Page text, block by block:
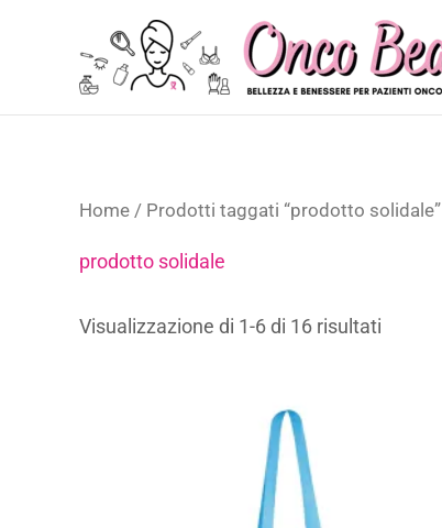
contenuto
Home / Prodotti taggati “prodotto solidale”
prodotto solidale
Visualizzazione di 1-6 di 16 risultati